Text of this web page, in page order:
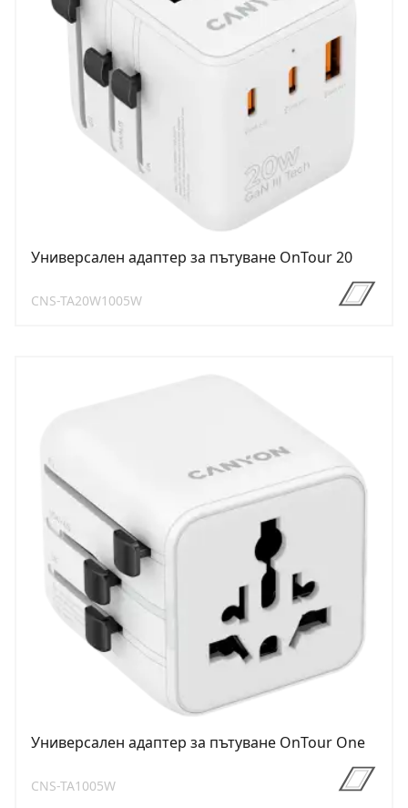
Универсален адаптер за пътуване OnTour 20
CNS-TA20W1005W
Универсален адаптер за пътуване OnTour One
CNS-TA1005W